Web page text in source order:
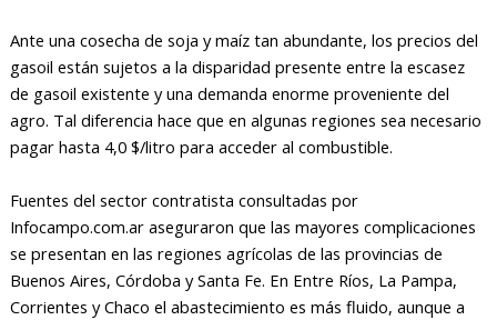
Ante una cosecha de soja y maíz tan abundante, los precios del
gasoil están sujetos a la disparidad presente entre la escasez
de gasoil existente y una demanda enorme proveniente del
agro. Tal diferencia hace que en algunas regiones sea necesario
pagar hasta 4,0 $/litro para acceder al combustible.
Fuentes del sector contratista consultadas por
Infocampo.com.ar aseguraron que las mayores complicaciones
se presentan en las regiones agrícolas de las provincias de
Buenos Aires, Córdoba y Santa Fe. En Entre Ríos, La Pampa,
Corrientes y Chaco el abastecimiento es más fluido, aunque a